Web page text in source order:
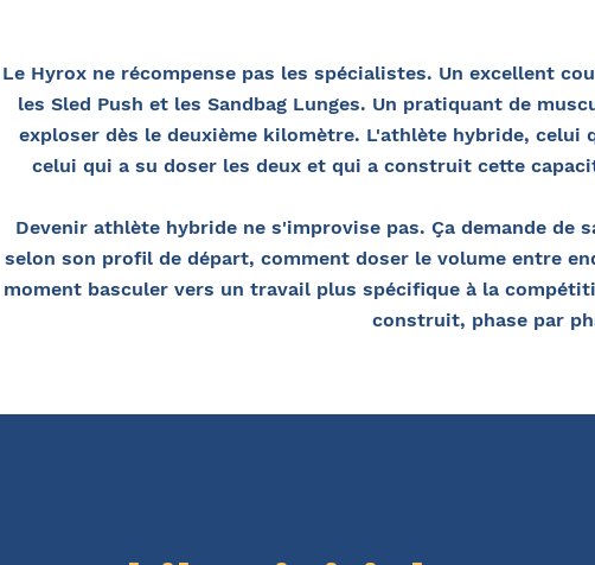
Le Hyrox ne récompense pas les spécialistes. Un excellent
les Sled Push et les Sandbag Lunges. Un pratiquant de
exploser dès le deuxième kilomètre. L'athlète hybride,
celui qui a su doser les deux et qui a construit cette
Devenir athlète hybride ne s'improvise pas. Ça demande de
selon son profil de départ, comment doser le volume entre
moment basculer vers un travail plus spécifique à la
construit, phase par